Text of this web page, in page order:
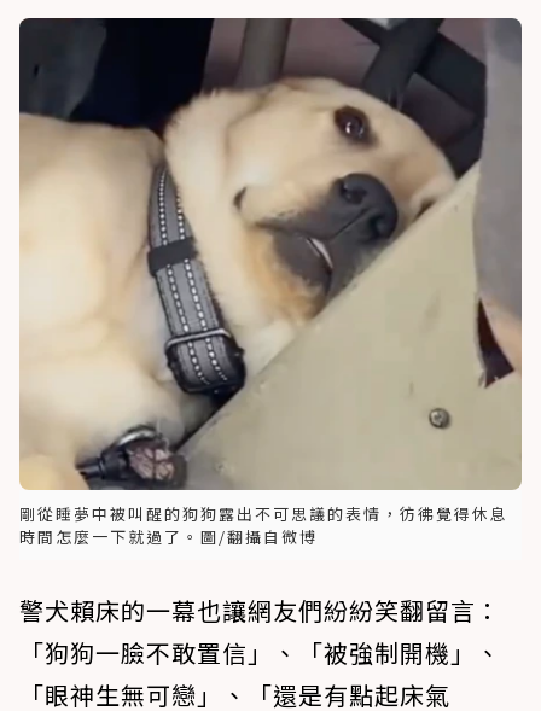
剛從睡夢中被叫醒的狗狗露出不可思議的表情，彷彿覺得休息
時間怎麼一下就過了。圖/翻攝自微博
警犬賴床的一幕也讓網友們紛紛笑翻留言：
「狗狗一臉不敢置信」、「被強制開機」、
「眼神生無可戀」、「還是有點起床氣